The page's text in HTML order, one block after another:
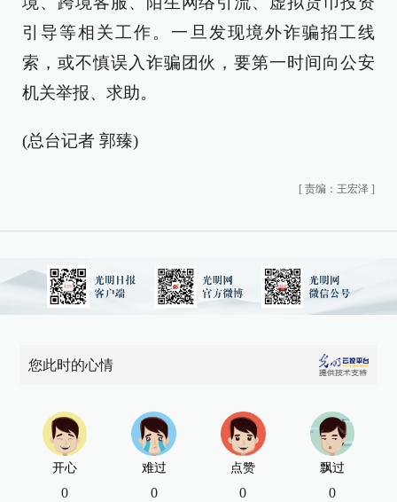
引导等相关工作。一旦发现境外诈骗招工线
索，或不慎误入诈骗团伙，要第一时间向公安
机关举报、求助。
(总台记者 郭臻)
[ 责编：王宏泽 ]
您此时的心情
开心
0
难过
0
点赞
0
飘过
0